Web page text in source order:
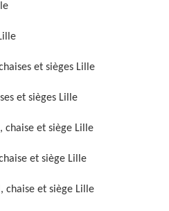
chaise et siège 59
et sièges Lille
et sièges Lille
chaise et siège Lille
et siège Lille
chaise et siège Lille